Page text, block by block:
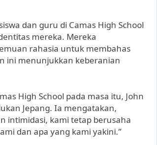
dan guru di Camas High School
mereka. Mereka
rahasia untuk membahas
ini menunjukkan keberanian
High School pada masa itu, John
Jepang. Ia mengatakan,
intimidasi, kami tetap berusaha
dan apa yang kami yakini.”